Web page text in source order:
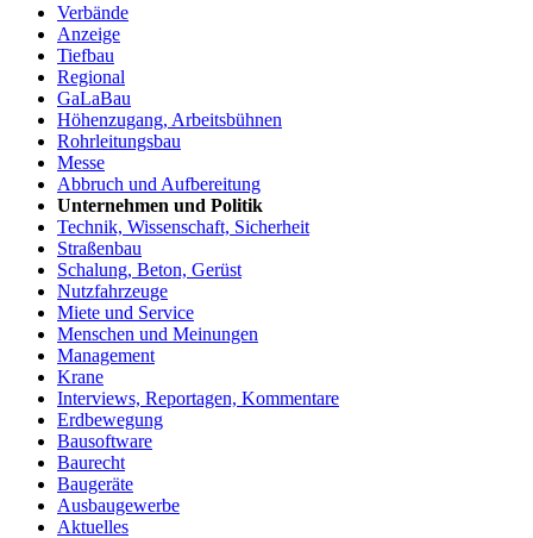
Verbände
Anzeige
Tiefbau
Regional
GaLaBau
Höhenzugang, Arbeitsbühnen
Rohrleitungsbau
Messe
Abbruch und Aufbereitung
Unternehmen und Politik
Technik, Wissenschaft, Sicherheit
Straßenbau
Schalung, Beton, Gerüst
Nutzfahrzeuge
Miete und Service
Menschen und Meinungen
Management
Krane
Interviews, Reportagen, Kommentare
Erdbewegung
Bausoftware
Baurecht
Baugeräte
Ausbaugewerbe
Aktuelles